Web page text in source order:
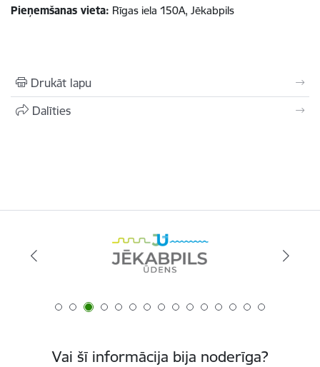
Pieņemšanas vieta: Rīgas iela 150A, Jēkabpils
Drukāt lapu
Dalīties
Vai šī informācija bija noderīga?